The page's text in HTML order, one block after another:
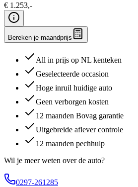
€ 1.253,-
Bereken je maandprijs
All in prijs op NL kenteken
Geselecteerde occasion
Hoge inruil huidige auto
Geen verborgen kosten
12 maanden Bovag garantie
Uitgebreide aflever controle
12 maanden pechhulp
Wil je meer weten over de auto?
0297-261285